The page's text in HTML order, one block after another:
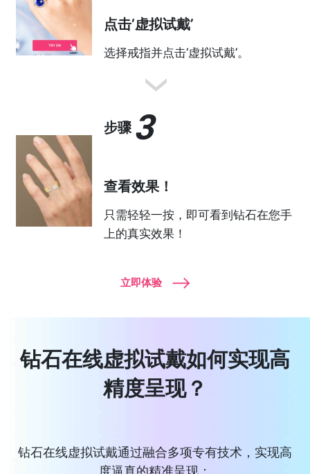
点击‘虚拟试戴’
选择戒指并点击‘虚拟试戴’。
步骤 3
查看效果！
只需轻轻一按，即可看到钻石在您手
上的真实效果！
立即体验
钻石在线虚拟试戴如何实现高
精度呈现？
钻石在线虚拟试戴通过融合多项专有技术，实现高